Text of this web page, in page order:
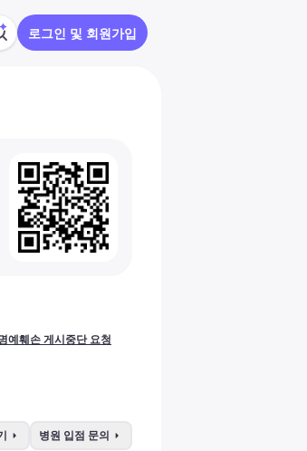
로그인 및 회원가입
예훼손 게시중단 요청
arrow_right 병원 입점 문의 arrow_right